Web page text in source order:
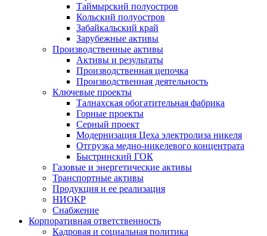
Таймырский полуостров
Кольский полуостров
Забайкальский край
Зарубежные активы
Производственные активы
Активы и результаты
Производственная цепочка
Производственная деятельность
Ключевые проекты
Талнахская обогатительная фабрика
Горные проекты
Серный проект
Модернизация Цеха электролиза никеля
Отгрузка медно-никелевого концентрата
Быстринский ГОК
Газовые и энергетические активы
Транспортные активы
Продукция и ее реализация
НИОКР
Снабжение
Корпоративная ответственность
Кадровая и социальная политика